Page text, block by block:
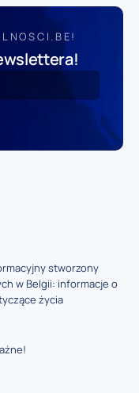
stworzony
w Belgii: informacje o
życia